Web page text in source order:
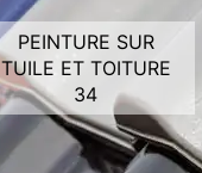
PEINTURE SUR
TUILE ET TOITURE
34